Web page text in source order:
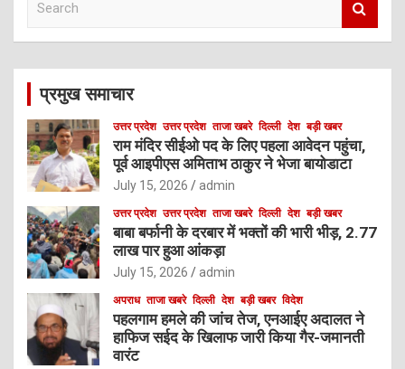
c
प्रमुख समाचार
उत्तर प्रदेश उत्तर प्रदेश ताजा खबरे दिल्ली देश बड़ी खबर
राम मंदिर सीईओ पद के लिए पहला आवेदन पहुंचा,
पूर्व आइपीएस अमिताभ ठाकुर ने भेजा बायोडाटा
July 15, 2026 admin
उत्तर प्रदेश उत्तर प्रदेश ताजा खबरे दिल्ली देश बड़ी खबर
बाबा बर्फानी के दरबार में भक्तों की भारी भीड़, 2.77
लाख पार हुआ आंकड़ा
July 15, 2026 admin
अपराध ताजा खबरे दिल्ली देश बड़ी खबर विदेश
पहलगाम हमले की जांच तेज, एनआईए अदालत ने
हाफिज सईद के खिलाफ जारी किया गैर-जमानती
वारंट